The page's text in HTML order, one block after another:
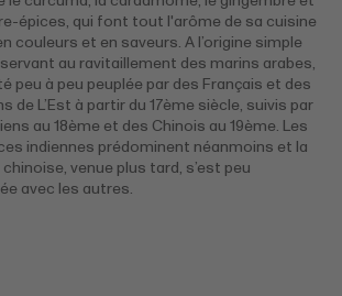
épices, qui font tout l'arôme de sa cuisine
couleurs et en saveurs. A l’origine simple
au ravitaillement des marins arabes,
peu à peu peuplée par des Français et des
de L’Est à partir du 17ème siècle, suivis par
au 18ème et des Chinois au 19ème. Les
indiennes prédominent néanmoins et la
venue plus tard, s’est peu
avec les autres.